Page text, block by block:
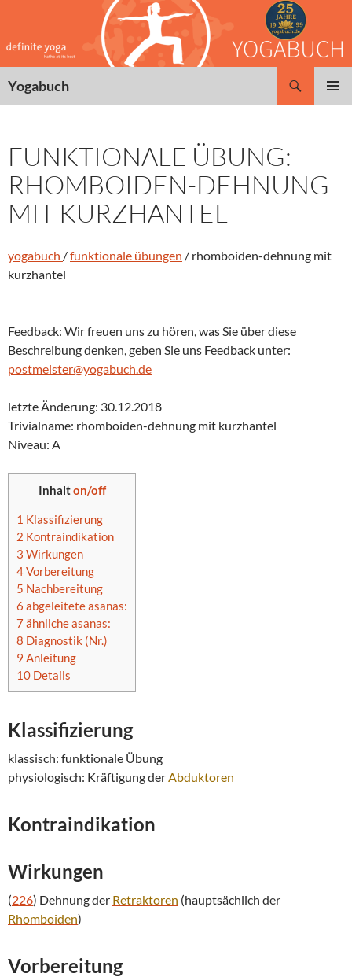
springen
Yogabuch
FUNKTIONALE ÜBUNG:
RHOMBOIDEN-DEHNUNG
MIT KURZHANTEL
yogabuch /funktionale übungen / rhomboiden-dehnung mit
kurzhantel
Feedback: Wir freuen uns zu hören, was Sie über diese
Beschreibung denken, geben Sie uns Feedback unter:
postmeister@yogabuch.de
letzte Änderung: 30.12.2018
Trivialname: rhomboiden-dehnung mit kurzhantel
Niveau: A
Inhalton/off
1 Klassifizierung
2 Kontraindikation
3 Wirkungen
4Vorbereitung
5 Nachbereitung
6 abgeleitete asanas:
7ähnliche asanas:
8 Diagnostik (Nr.)
9 Anleitung
10 Details
Klassifizierung
klassisch: funktionale Übung
physiologisch: Kräftigung derAbduktoren
Kontraindikation
Wirkungen
(226) Dehnung der Retraktoren (hauptsächlich der
Rhomboiden)
Vorbereitung